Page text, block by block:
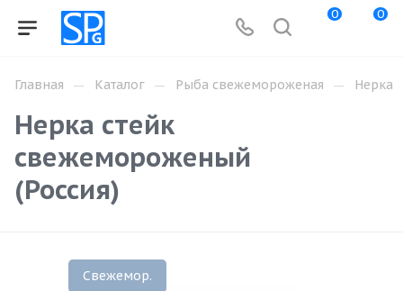
0 0
Главная — Каталог — Рыба свежемороженая — Нерка
Нерка стейк
свежемороженый
(Россия)
Свежемор.